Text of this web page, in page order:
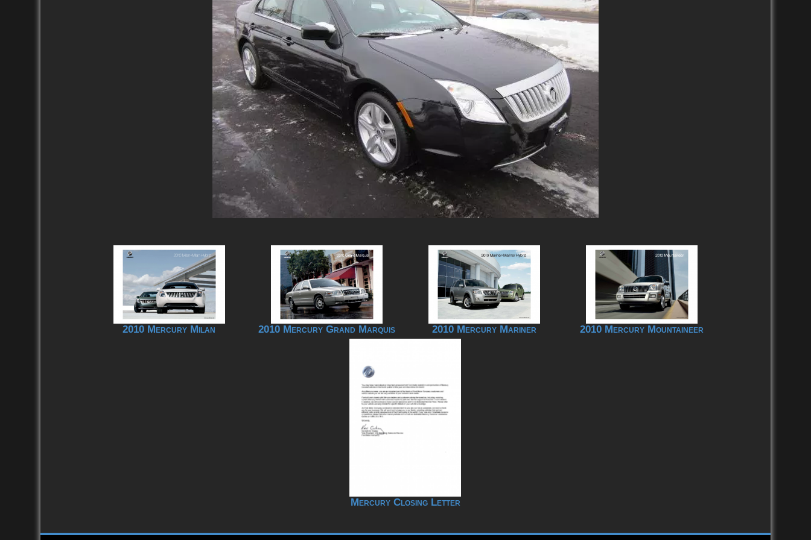
1950-1959
1940-1949
1930-1939
1925-1929
1950-1959
1940-1949
1930-1939
1914-1919
1930-1939
1928-1929
2010 Mercury Milan 2010 Mercury Grand Marquis 2010 Mercury Mariner 2010 Mercury Mountaineer
Mercury Closing Letter